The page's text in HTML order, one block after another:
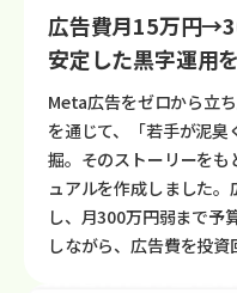
広告費月15万円
安定した黒字運用
Meta広告をゼロから立
を通じて、「若手が泥
掘。そのストーリーをも
ュアルを作成しました
し、月300万円弱まで予
しながら、広告費を投資